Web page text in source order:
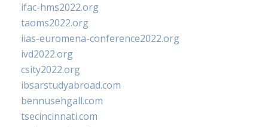
ifac-hms2022.org
taoms2022.org
iias-euromena-conference2022.org
ivd2022.org
csity2022.org
ibsarstudyabroad.com
bennusehgall.com
tsecincinnati.com